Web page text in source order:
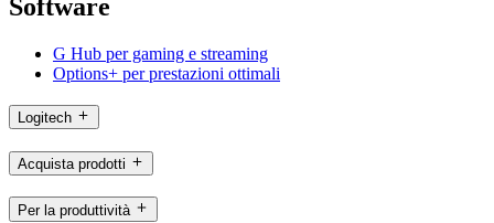
Software
G Hub per gaming e streaming
Options+ per prestazioni ottimali
Logitech
Acquista prodotti
Per la produttività